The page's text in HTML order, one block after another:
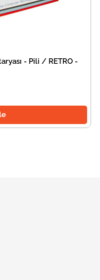
- Pili / RETRO -